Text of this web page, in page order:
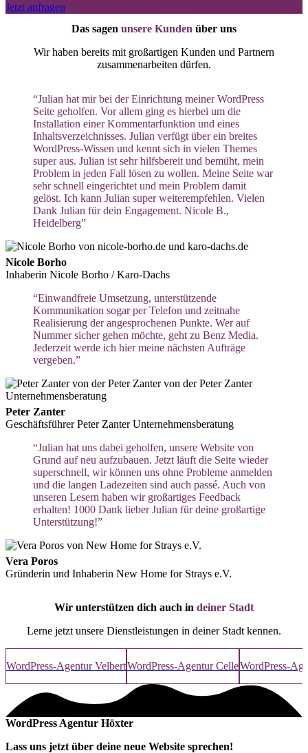
Jetzt anfragen
Das sagen unsere Kunden über uns
Wir haben bereits mit großartigen Kunden und Partnern
zusammenarbeiten dürfen.
“Julian hat mir bei der Einrichtung meiner WordPress
Seite geholfen. Vor allem ging es hierbei um die
Installation einer Kommentarfunktion und eines
Inhaltsverzeichnisses. Julian verfügt über ein breites
WordPress-Wissen und kennt sich in vielen Themes
super aus. Julian ist sehr hilfsbereit und bemüht, mein
Problem in jeden Fall lösen zu wollen. Meine Seite war
sehr schnell eingerichtet und mein Problem damit
gelöst. Ich kann Julian super weiterempfehlen. Vielen
Dank Julian für dein Engagement. Nicole B.,
Heidelberg”
Nicole Borho
Inhaberin Nicole Borho / Karo-Dachs
“Einwandfreie Umsetzung, unterstützende
Kommunikation sogar per Telefon und zeitnahe
Realisierung der angesprochenen Punkte. Wer auf
Nummer sicher gehen möchte, geht zu Benz Media.
Jederzeit werde ich hier meine nächsten Aufträge
vergeben.”
Peter Zanter
Geschäftsführer Peter Zanter Unternehmensberatung
“Julian hat uns dabei geholfen, unsere Website von
Grund auf neu aufzubauen. Jetzt läuft die Seite wieder
superschnell, wir können uns ohne Probleme anmelden
und die langen Ladezeiten sind auch passé. Auch von
unseren Lesern haben wir großartiges Feedback
erhalten! 1000 Dank lieber Julian für deine großartige
Unterstützung!”
Vera Poros
Gründerin und Inhaberin New Home for Strays e.V.
Wir unterstützen dich auch in deiner Stadt
Lerne jetzt unsere Dienstleistungen in deiner Stadt kennen.
WordPress-Agentur VelbertWordPress-Agentur CelleWordPress-
WordPress Agentur Höxter
Lass uns jetzt über deine neue Website sprechen!